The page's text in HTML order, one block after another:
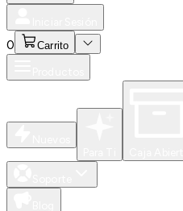
0 Carrito